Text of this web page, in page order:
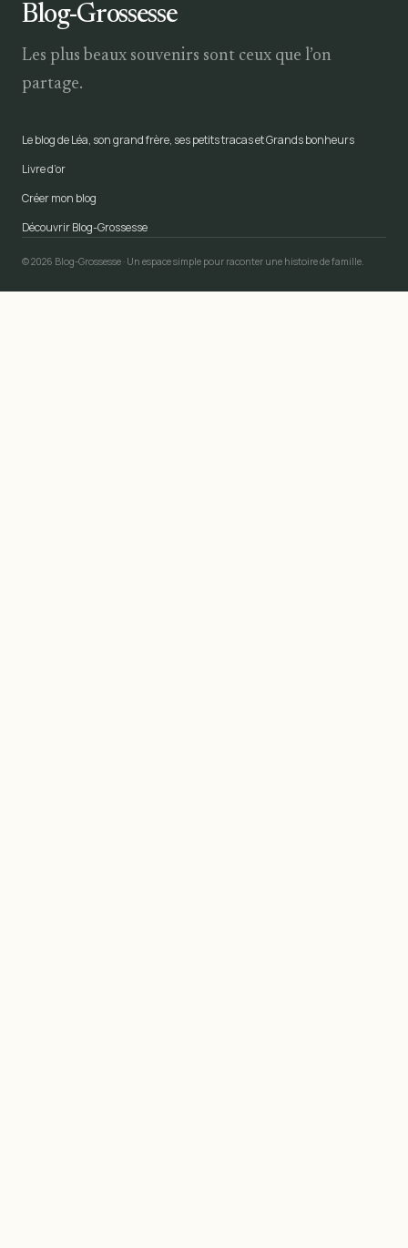
Blog-Grossesse
Les plus beaux souvenirs sont ceux que l’on
partage.
Le blog de Léa, son grand frère, ses petits tracas et Grands bonheurs
Livre d’or
Créer mon blog
Découvrir Blog-Grossesse
© 2026 Blog-Grossesse · Un espace simple pour raconter une histoire de famille.